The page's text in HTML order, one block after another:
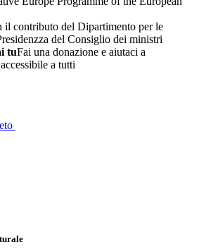
tuFai una donazione e aiutaci a
a tutti